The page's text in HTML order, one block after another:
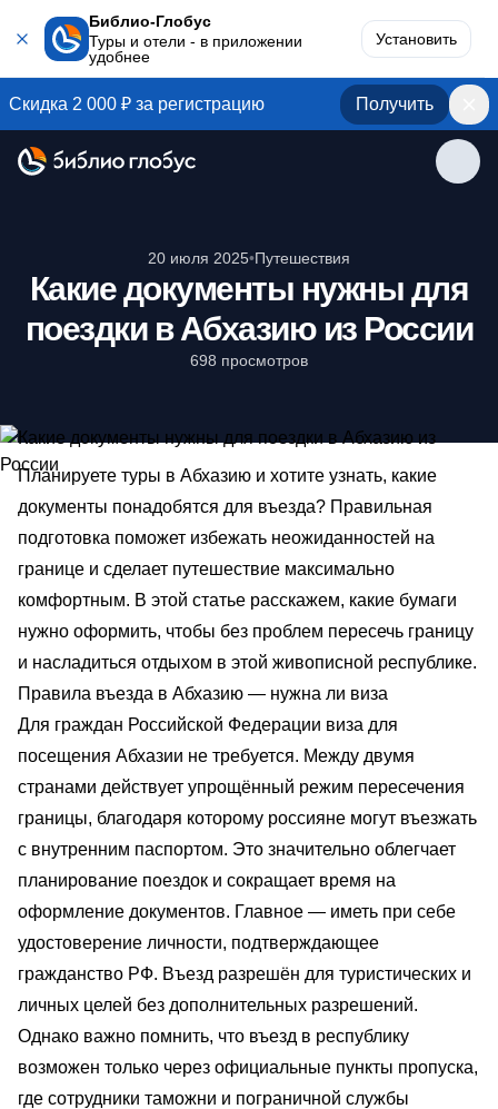
Библио-Глобус
Туры и отели - в приложении
удобнее
Установить
Скидка 2 000 ₽ за регистрацию Получить
20 июля 2025•Путешествия
Какие документы нужны для
поездки в Абхазию из России
698 просмотров
Планируете туры в Абхазию и хотите узнать, какие
документы понадобятся для въезда? Правильная
подготовка поможет избежать неожиданностей на
границе и сделает путешествие максимально
комфортным. В этой статье расскажем, какие бумаги
нужно оформить, чтобы без проблем пересечь границу
и насладиться отдыхом в этой живописной республике.
Правила въезда в Абхазию — нужна ли виза
Для граждан Российской Федерации виза для
посещения Абхазии не требуется. Между двумя
странами действует упрощённый режим пересечения
границы, благодаря которому россияне могут въезжать
с внутренним паспортом. Это значительно облегчает
планирование поездок и сокращает время на
оформление документов. Главное — иметь при себе
удостоверение личности, подтверждающее
гражданство РФ. Въезд разрешён для туристических и
личных целей без дополнительных разрешений.
Однако важно помнить, что въезд в республику
возможен только через официальные пункты пропуска,
где сотрудники таможни и пограничной службы